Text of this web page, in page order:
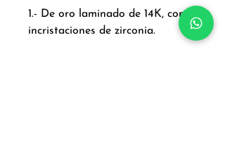
1.- De oro laminado de 14K, con
incristaciones de zirconia.